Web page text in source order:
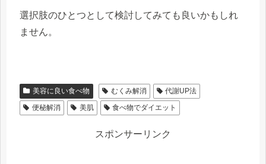
選択肢のひとつとして検討してみても良いかもしれ
ません。
美容に良い食べ物 むくみ解消
代謝UP法
便秘解消
美肌 食べ物でダイエット
スポンサーリンク